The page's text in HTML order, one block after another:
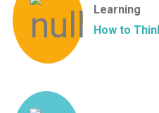
Learning
How to